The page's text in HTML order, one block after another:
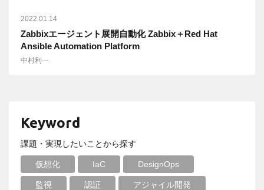
2022.01.14
Zabbixエージェント展開自動化 Zabbix＋Red Hat
Ansible Automation Platform
中村利一
Keyword
課題・実現したいことから探す
仮想化 IaC DesignOps
監視 認証 アジャイル開発